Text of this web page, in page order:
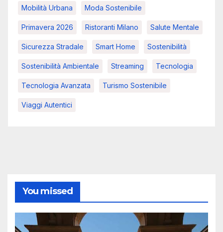
Mobilità Urbana Moda Sostenibile
Primavera 2026 Ristoranti Milano Salute Mentale
Sicurezza Stradale Smart Home Sostenibilità
Sostenibilità Ambientale Streaming Tecnologia
Tecnologia Avanzata Turismo Sostenibile
Viaggi Autentici
You missed